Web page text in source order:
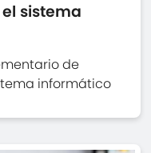
sistema
de
informático